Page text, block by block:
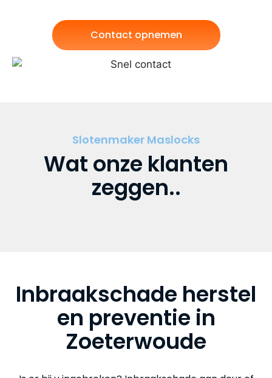
Contact opnemen
Slotenmaker Maslocks
Wat onze klanten
zeggen..
Inbraakschade herstel
en preventie in
Zoeterwoude